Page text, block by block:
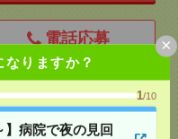
りますか？
1/10
】病院で夜の見回
×
電話応募
LINEで送る